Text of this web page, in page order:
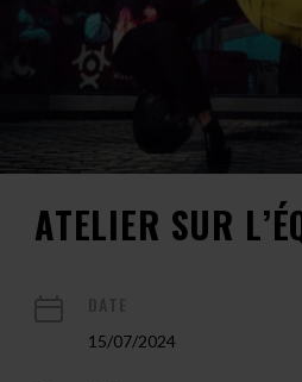
ATELIER SUR
15/07/2024